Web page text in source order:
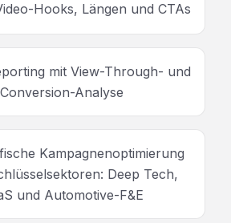
Hooks, Längen und CTAs
mit View-Through- und
Analyse
Kampagnenoptimierung
Deep Tech,
und Automotive-F&E